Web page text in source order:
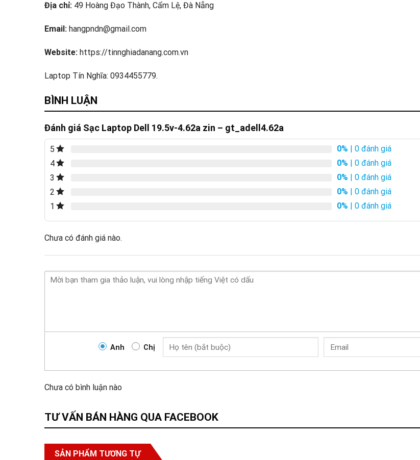
Địa chỉ: 49 Hoàng Đạo Thành, Cẩm Lệ, Đà Nẵng
Email: hangpndn@gmail.com
Website: https://tinnghiadanang.com.vn
Laptop Tín Nghĩa: 0934455779.
BÌNH LUẬN
Đánh giá Sạc Laptop Dell 19.5v-4.62a zin – gt_adell4.62a
5 0% | 0 đánh giá
4
0% | 0 đánh giá
3
0% | 0 đánh giá
2
0% | 0 đánh giá
1
0% | 0 đánh giá
Chưa có đánh giá nào.
Anh Chị
Chưa có bình luận nào
TƯ VẤN BÁN HÀNG QUA FACEBOOK
SẢN PHẨM TƯƠNG TỰ